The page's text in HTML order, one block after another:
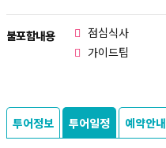
불포함내용
점심식사
가이드팁
투어정보 투어일정 예약안내